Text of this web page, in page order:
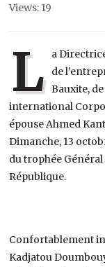
Views: 19
L a
de
Bauxite,
international
épouse Ahmed
Dimanche, 13
du trophée
République.
Confortablement
Kadjatou